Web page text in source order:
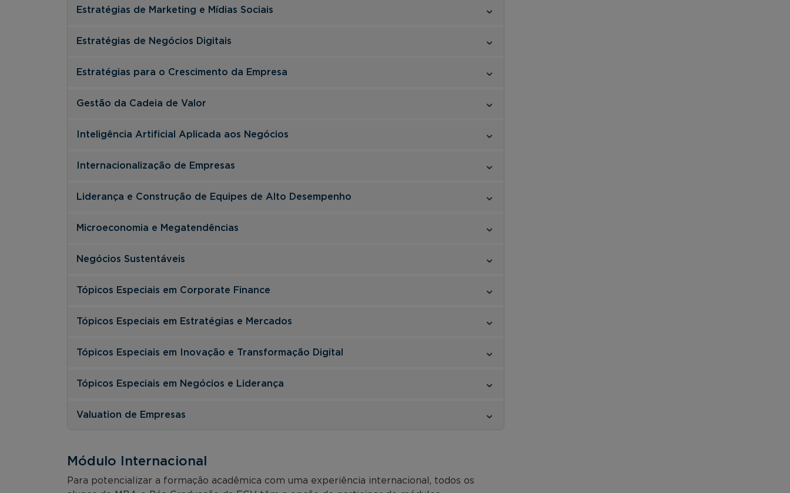
Estratégias de Marketing e Mídias Sociais
Estratégias de Negócios Digitais
Estratégias para o Crescimento da Empresa
Gestão da Cadeia de Valor
Inteligência Artificial Aplicada aos Negócios
Internacionalização de Empresas
Liderança e Construção de Equipes de Alto Desempenho
Microeconomia e Megatendências
Negócios Sustentáveis
Tópicos Especiais em Corporate Finance
Tópicos Especiais em Estratégias e Mercados
Tópicos Especiais em Inovação e Transformação Digital
Tópicos Especiais em Negócios e Liderança
Valuation de Empresas
Módulo Internacional
Para potencializar a formação acadêmica com uma experiência internacional, todos os